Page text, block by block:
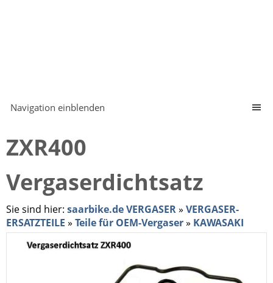
Navigation einblenden
ZXR400
Vergaserdichtsatz
Sie sind hier: saarbike.de VERGASER» VERGASER-
ERSATZTEILE » Teile für OEM-Vergaser» KAWASAKI